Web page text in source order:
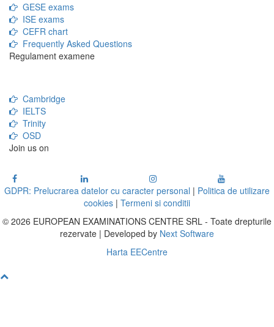
GESE exams
ISE exams
CEFR chart
Frequently Asked Questions
Regulament examene
Cambridge
IELTS
Trinity
OSD
Join us on
GDPR: Prelucrarea datelor cu caracter personal | Politica de utilizare
cookies | Termeni si conditii
© 2026 EUROPEAN EXAMINATIONS CENTRE SRL - Toate drepturile
rezervate | Developed by Next Software
Harta EECentre